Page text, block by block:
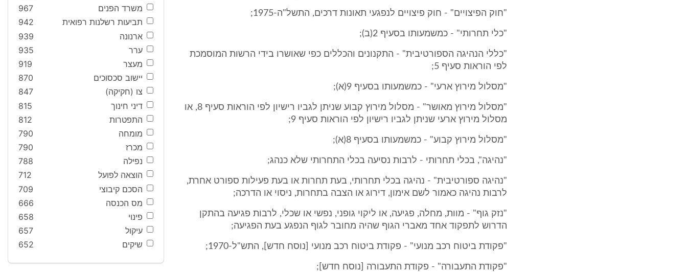
"חוק הפיצויים" - חוק פיצויים לנפגעי תאונות דרכים, התשל"ה-1975;
"כלי תחרותי" - כמשמעותו בסעיף 2(ב);
"כללי הנהיגה הספורטיבית" - התקנונים והכללים כפי שאושרו בידי הרשות המוסמכת
לפי הוראות סעיף 5;
"מסלול מירוץ ארעי" - כמשמעותו בסעיף 9(א);
"מסלול מירוץ מאושר" - מסלול מירוץ קבוע שניתן לגביו רישיון לפי הוראות סעיף 8, או
מסלול מירוץ ארעי שניתן לגביו רישיון לפי הוראות סעיף 9;
"מסלול מירוץ קבוע" - כמשמעותו בסעיף 8(א);
"נהיגה", בכלי תחרותי - לרבות נסיעה בכלי התחרותי שלא כנהג;
"נהיגה ספורטיבית" - נהיגה בכלי תחרותי, בעת תחרות או בעת פעילות ספורט אחרת,
לרבות נהיגה כאמור לשם אימון, דירוג או הצבה בתחרות, ניסוי או הדרכה;
"נזק גוף" - מוות, מחלה, פגיעה, או ליקוי גופני, נפשי או שכלי, לרבות פגיעה בהתקן
הדרוש לתפקוד אחד מאברי הגוף שהיה מחובר לגוף הנפגע בעת הפגיעה;
"פקודת ביטוח רכב מנועי" - פקודת ביטוח רכב מנועי [נוסח חדש], התש"ל-1970;
"פקודת התעבורה" - פקודת התעבורה [נוסח חדש];
משרד הפנים
967
תביעות רשלנות רפואית
942
ארנונה
939
ערר
935
מעצר
919
יישוב סכסוכים
870
צו (חקיקה)
847
דיני חינוך
815
התפטרות
812
מומחה
790
מכרז
790
נפילה
788
הוצאה לפועל
712
הסכם קיבוצי
709
מס הכנסה
666
פינוי
658
עיקול
657
שיקים
652